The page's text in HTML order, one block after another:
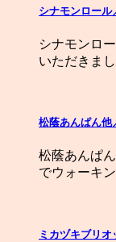
シナモンロー
シナモンロ
いただきま
松蔭あんぱん他
松蔭あんぱ
でウォーキ
ミカヅキブリ